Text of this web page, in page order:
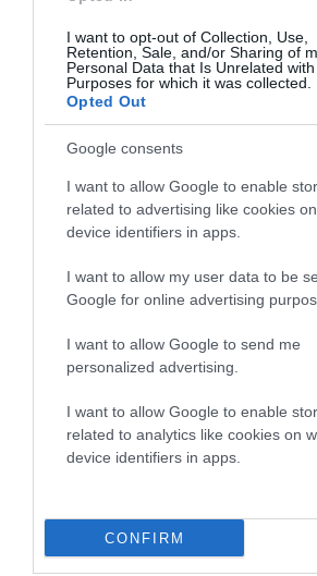
I want to opt-out of Collection, Use,
Retention, Sale, and/or Sharing of
Personal Data that Is Unrelated
Purposes for which it was collected.
Opted Out
Google consents
I want to allow Google to enable
related to advertising like cookies
device identifiers in apps.
I want to allow my user data to be
Google for online advertising
I want to allow Google to send me
personalized advertising.
I want to allow Google to enable
related to analytics like cookies on
device identifiers in apps.
CONFIRM